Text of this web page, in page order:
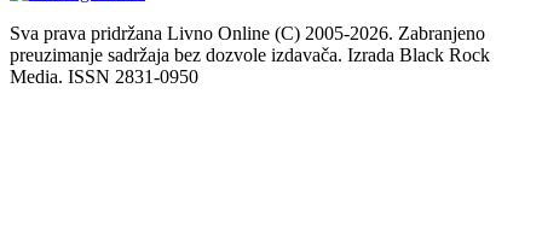
Sva prava pridržana Livno Online (C) 2005-2026. Zabranjeno
preuzimanje sadržaja bez dozvole izdavača. Izrada Black Rock
Media. ISSN 2831-0950